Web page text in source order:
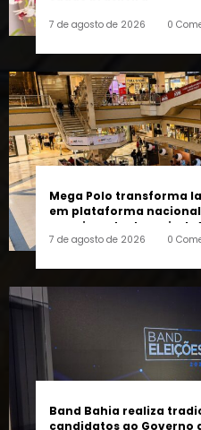
Mega Polo transforma
crescimento de mais de
7 de agosto de 2026 0
Band Bahia realiza
300 cidades neste
6 de agosto de 2026 0